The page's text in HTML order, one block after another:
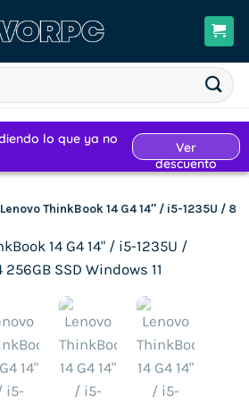
Lenovo ThinkBook 14 G4 14″ / i5-1235U /